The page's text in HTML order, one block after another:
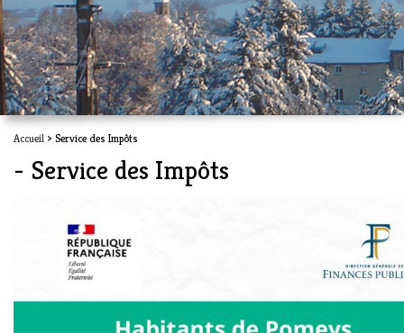
Accueil > Service des Impôts
- Service des Impôts